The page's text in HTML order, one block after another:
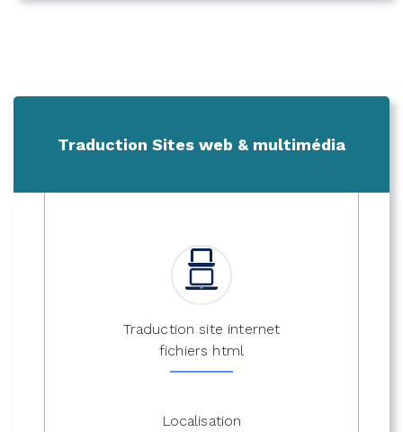
Traduction Sites web & multimédia
Traduction site internet
fichiers html
Localisation